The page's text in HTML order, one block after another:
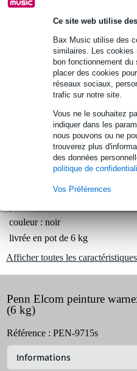
Ce site web utilise
Bax Music utilise des
similaires. Les cookies
bon fonctionnement
placer des cookies
réseaux sociaux,
trafic sur notre site.
Vous ne le souhaitez
indiquer dans les
nous pouvons ou ne
trouverez plus
des données
politique de
Vos Préférences
Encore 9 articles en stock dans
(et encore 378 articles en stock
Retours gratuits
30 jours satisfait ou
Informations
couleur : noir
livrée en pot de 6 kg
Afficher toutes les
Penn Elcom peinture
(6 kg)
Référence : PEN-9715s
Informations